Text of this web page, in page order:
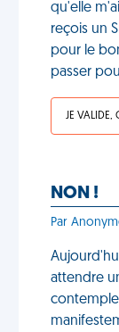
qu'elle
reçois un
pour le
passer
NON !
Par
attendre